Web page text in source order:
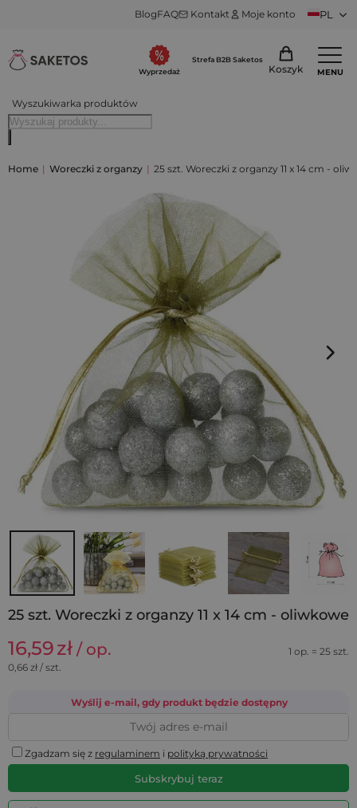
BlogFAQ Kontakt Moje konto PL
Wyszukiwarka produktów
Wyprzedaż
Strefa B2B Saketos
Koszyk MENU
Home | Woreczki z organzy | 25 szt. Woreczki z organzy 11 x 14 cm -
25 szt. Woreczki z organzy 11 x 14 cm - oliwkowe
16,59zł / op.
1 op. = 25 szt.
0,66 zł / szt.
Wyślij e-mail, gdy produkt będzie dostępny
Zgadzam się z regulaminem i polityką prywatności
Subskrybuj teraz